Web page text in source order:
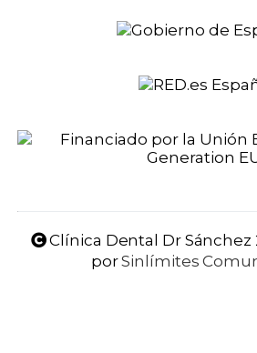
Clínica Dental Dr
porSinlímites